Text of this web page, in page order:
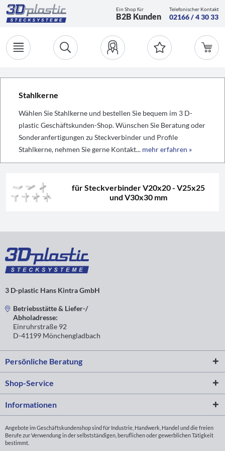
Ein Shop für
B2B Kunden
Telefonischer Kontakt
02166 / 4 30 33
Stahlkerne
Wählen Sie Stahlkerne und bestellen Sie bequem im 3 D-
plastic Geschäftskunden-Shop. Wünschen Sie Beratung oder
Sonderanfertigungen zu Steckverbinder und Profile
Stahlkerne, nehmen Sie gerne Kontakt... mehr erfahren »
für Steckverbinder V20x20 - V25x25
und V30x30 mm
3 D-plastic Hans Kintra GmbH
Betriebsstätte & Liefer-/
Abholadresse:
Einruhrstraße 92
D-41199 Mönchengladbach
Persönliche Beratung
Shop-Service
Informationen
Angebote im Geschäftskundenshop sind für Industrie, Handwerk, Handel und die freien
Berufe zur Verwendung in der selbstständigen, beruflichen oder gewerblichen Tätigkeit
bestimmt.